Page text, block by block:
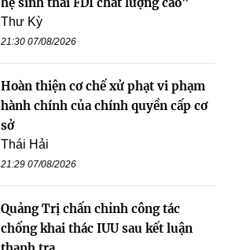
Thư Kỳ
21:30 07/08/2026
Hoàn thiện cơ chế xử phạt vi phạm
hành chính của chính quyền cấp cơ
sở
Thái Hải
21:29 07/08/2026
Quảng Trị chấn chỉnh công tác
chống khai thác IUU sau kết luận